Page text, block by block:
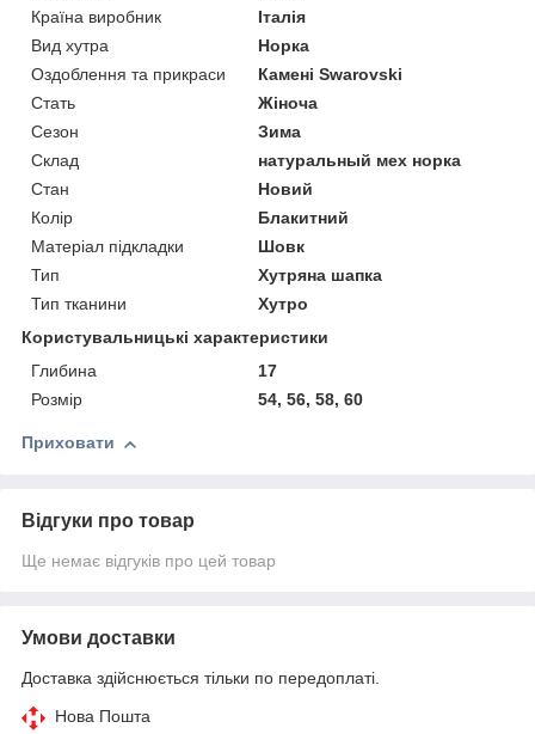
Країна виробник
Італія
Вид хутра
Норка
Оздоблення та прикраси
Камені Swarovski
Стать
Жіноча
Сезон
Зима
Склад
натуральный мех норка
Стан
Новий
Колір
Блакитний
Матеріал підкладки
Шовк
Тип
Хутряна шапка
Тип тканини
Хутро
Користувальницькі характеристики
Глибина
17
Розмір
54, 56, 58, 60
Приховати
Відгуки про товар
Ще немає відгуків про цей товар
Умови доставки
Доставка здійснюється тільки по передоплаті.
Нова Пошта